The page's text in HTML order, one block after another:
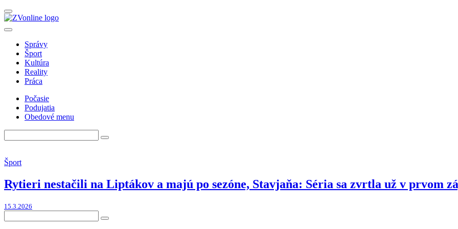
Správy
Šport
Kultúra
Reality
Práca
Počasie
Podujatia
Obedové menu
Šport
Rytieri nestačili na Liptákov a majú po sezóne, Stavjaňa: Séria sa zvrtla už v prvom
15.3.2026